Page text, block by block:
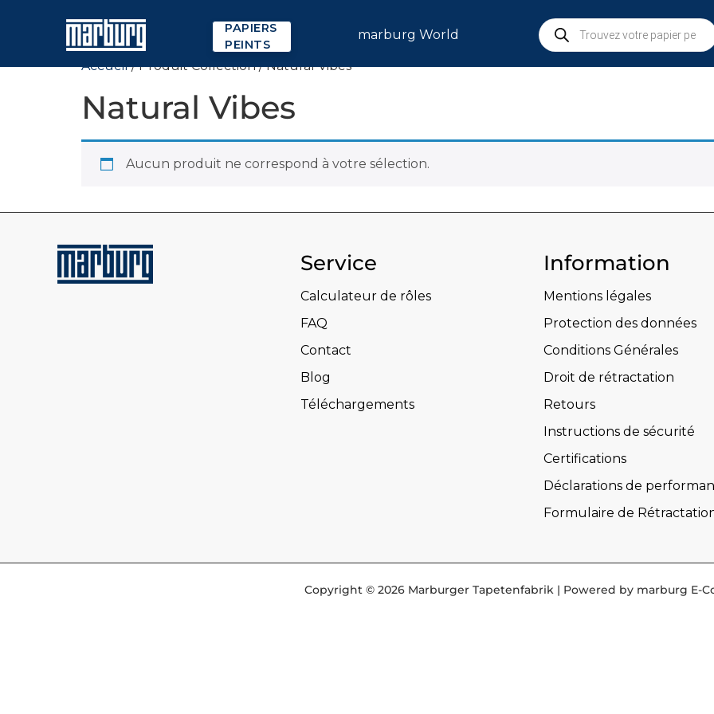
PAPIERS
PEINTS
marburg World
Accueil/ Produit Collection / Natural Vibes
Natural Vibes
Aucun produit ne correspond à votre sélection.
Service
Calculateur de rôles
FAQ
Contact
Blog
Téléchargements
Information
Mentions légales
Protection des données
Conditions Générales
Droit de rétractation
Retours
Instructions de sécurité
Certifications
Déclarations de
Formulaire de
Copyright © 2026 Marburger Tapetenfabrik | Powered by marburg E-